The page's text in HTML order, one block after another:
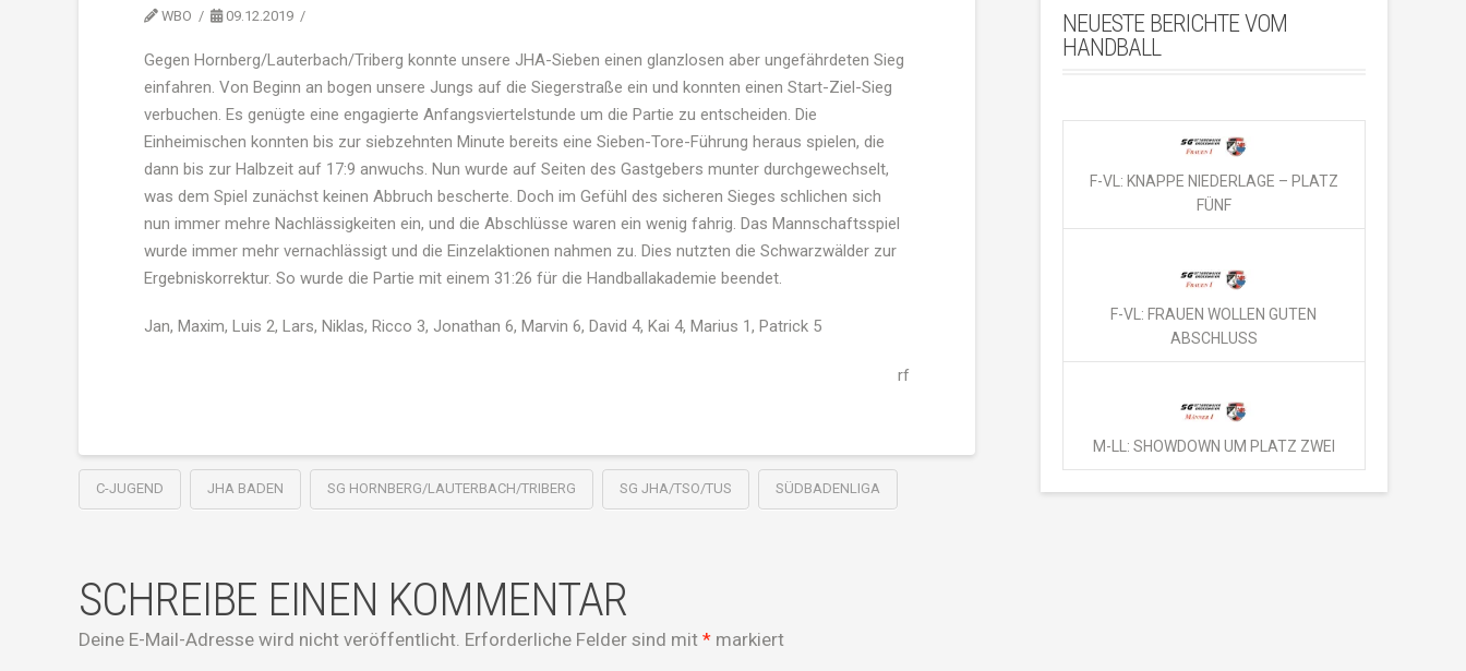
WBO 09.12.2019
Gegen Hornberg/Lauterbach/Triberg konnte unsere JHA-Sieben einen glanzlosen aber ungefährdeten Sieg
einfahren. Von Beginn an bogen unsere Jungs auf die Siegerstraße ein und konnten einen Start-Ziel-Sieg
verbuchen. Es genügte eine engagierte Anfangsviertelstunde um die Partie zu entscheiden. Die
Einheimischen konnten bis zur siebzehnten Minute bereits eine Sieben-Tore-Führung heraus spielen, die
dann bis zur Halbzeit auf 17:9 anwuchs. Nun wurde auf Seiten des Gastgebers munter durchgewechselt,
was dem Spiel zunächst keinen Abbruch bescherte. Doch im Gefühl des sicheren Sieges schlichen sich
nun immer mehre Nachlässigkeiten ein, und die Abschlüsse waren ein wenig fahrig. Das Mannschaftsspiel
wurde immer mehr vernachlässigt und die Einzelaktionen nahmen zu. Dies nutzten die Schwarzwälder zur
Ergebniskorrektur. So wurde die Partie mit einem 31:26 für die Handballakademie beendet.
Jan, Maxim, Luis 2, Lars, Niklas, Ricco 3, Jonathan 6, Marvin 6, David 4, Kai 4, Marius 1, Patrick 5
rf
C-JUGEND JHA BADEN SG HORNBERG/LAUTERBACH/TRIBERG SG JHA/TSO/TUS SÜDBADENLIGA
SCHREIBE EINEN KOMMENTAR
Deine E-Mail-Adresse wird nicht veröffentlicht. Erforderliche Felder sind mit * markiert
NEUESTE BERICHTE VOM
HANDBALL
F-VL: KNAPPE NIEDERLAGE – PLATZ
FÜNF
F-VL: FRAUEN WOLLEN GUTEN
ABSCHLUSS
M-LL: SHOWDOWN UM PLATZ ZWEI